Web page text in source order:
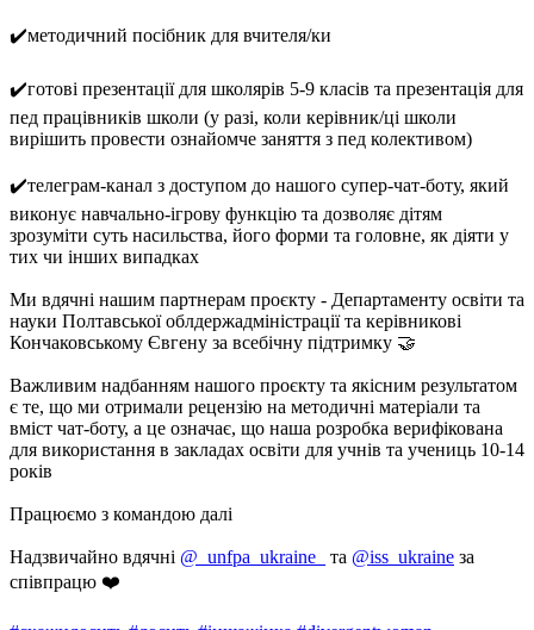
✔️методичний посібник для вчителя/ки
✔️готові презентації для школярів 5-9 класів та презентація для
пед працівників школи (у разі, коли керівник/ці школи
вирішить провести ознайомче заняття з пед колективом)
✔️телеграм-канал з доступом до нашого супер-чат-боту, який
виконує навчально-ігрову функцію та дозволяє дітям
зрозуміти суть насильства, його форми та головне, як діяти у
тих чи інших випадках
Ми вдячні нашим партнерам проєкту - Департаменту освіти та
науки Полтавської облдержадміністрації та керівникові
Кончаковському Євгену за всебічну підтримку 🤝
Важливим надбанням нашого проєкту та якісним результатом
є те, що ми отримали рецензію на методичні матеріали та
вміст чат-боту, а це означає, що наша розробка верифікована
для використання в закладах освіти для учнів та учениць 10-14
років
Працюємо з командою далі
Надзвичайно вдячні @_unfpa_ukraine_ та @iss_ukraine за
співпрацю ❤️